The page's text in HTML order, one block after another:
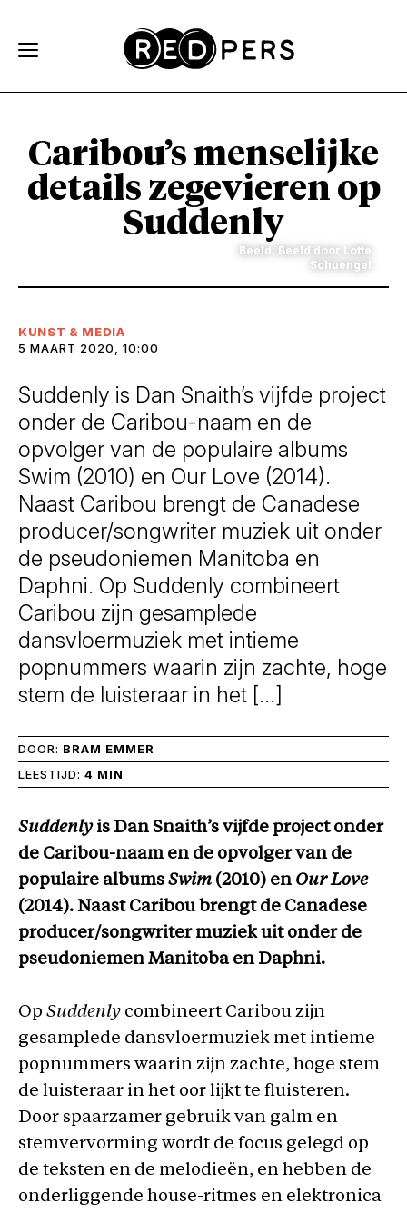
Caribou’s menselijke
details zegevieren op
Suddenly
Beeld: Beeld door Lotte
Schuengel
KUNST & MEDIA
5 MAART 2020, 10:00
Suddenly is Dan Snaith’s vijfde project
onder de Caribou-naam en de
opvolger van de populaire albums
Swim (2010) en Our Love (2014).
Naast Caribou brengt de Canadese
producer/songwriter muziek uit onder
de pseudoniemen Manitoba en
Daphni. Op Suddenly combineert
Caribou zijn gesamplede
dansvloermuziek met intieme
popnummers waarin zijn zachte, hoge
stem de luisteraar in het […]
DOOR: BRAM EMMER
LEESTIJD: 4 MIN
Suddenly is Dan Snaith’s vijfde project onder
de Caribou-naam en de opvolger van de
populaire albums Swim (2010) en Our Love
(2014). Naast Caribou brengt de Canadese
producer/songwriter muziek uit onder de
pseudoniemen Manitoba en Daphni.
Op Suddenly combineert Caribou zijn
gesamplede dansvloermuziek met intieme
popnummers waarin zijn zachte, hoge stem
de luisteraar in het oor lijkt te fluisteren.
Door spaarzamer gebruik van galm en
stemvervorming wordt de focus gelegd op
de teksten en de melodieën, en hebben de
onderliggende house-ritmes en elektronica